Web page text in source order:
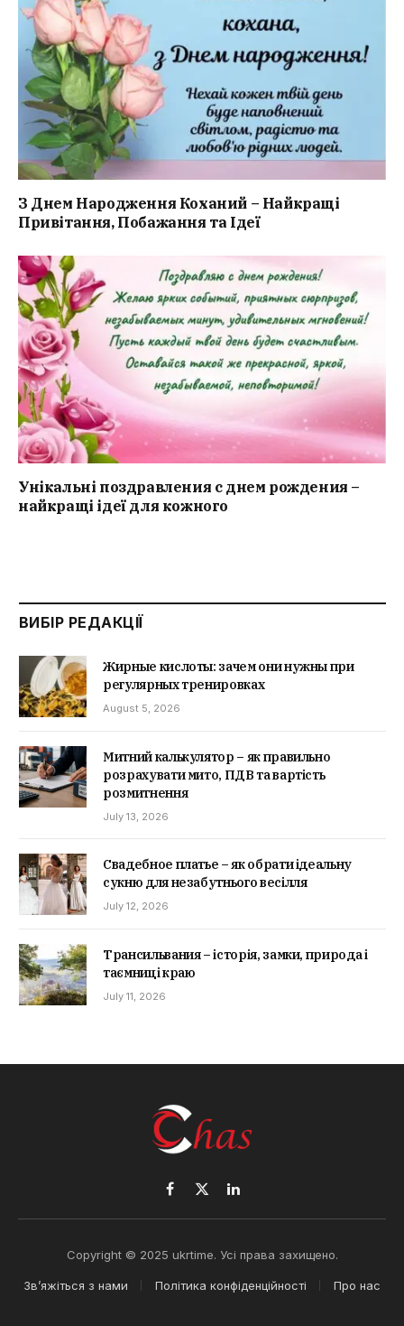
З Днем Народження Коханий – Найкращі
Привітання, Побажання та Ідеї
Унікальні поздравления с днем рождения –
найкращі ідеї для кожного
ВИБІР РЕДАКЦІЇ
Жирные кислоты: зачем они нужны при
регулярных тренировках
August 5, 2026
Митний калькулятор – як правильно
розрахувати мито, ПДВ та вартість
розмитнення
July 13, 2026
Свадебное платье – як обрати ідеальну
сукню для незабутнього весілля
July 12, 2026
Трансильвания – історія, замки, природа і
таємниці краю
July 11, 2026
Facebook
X
(Twitter)
LinkedIn
Copyright © 2025 ukrtime. Усі права захищено.
Зв’яжіться з нами Політика конфіденційності Про нас